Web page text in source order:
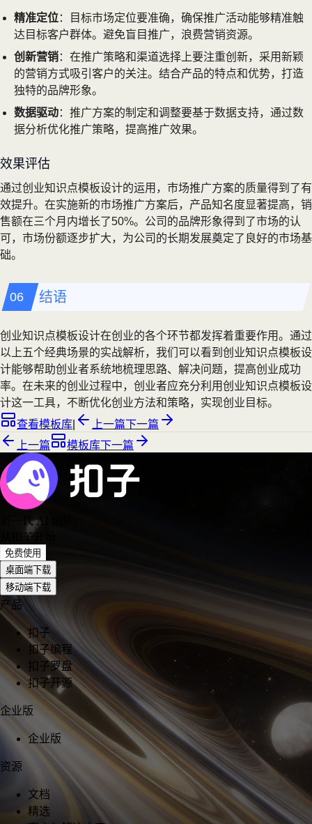
精准定位：目标市场定位要准确，确保推广活动能够精准触
达目标客户群体。避免盲目推广，浪费营销资源。
创新营销：在推广策略和渠道选择上要注重创新，采用新颖
的营销方式吸引客户的关注。结合产品的特点和优势，打造
独特的品牌形象。
数据驱动：推广方案的制定和调整要基于数据支持，通过数
据分析优化推广策略，提高推广效果。
效果评估
通过创业知识点模板设计的运用，市场推广方案的质量得到了有
效提升。在实施新的市场推广方案后，产品知名度显著提高，销
售额在三个月内增长了50%。公司的品牌形象得到了市场的认
可，市场份额逐步扩大，为公司的长期发展奠定了良好的市场基
础。
结语
创业知识点模板设计在创业的各个环节都发挥着重要作用。通过
以上五个经典场景的实战解析，我们可以看到创业知识点模板设
计能够帮助创业者系统地梳理思路、解决问题，提高创业成功
率。在未来的创业过程中，创业者应充分利用创业知识点模板设
计这一工具，不断优化创业方法和策略，实现创业目标。
查看模板库
上一篇下一篇
上一篇
模板库下一篇
新一代 AI 团队
从扣子开始
免费使用
桌面端下载
移动端下载
产品
扣子
扣子编程
扣子罗盘
扣子开源
企业版
企业版
资源
文档
精选